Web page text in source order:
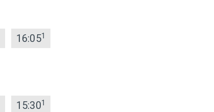
16:051
15:301